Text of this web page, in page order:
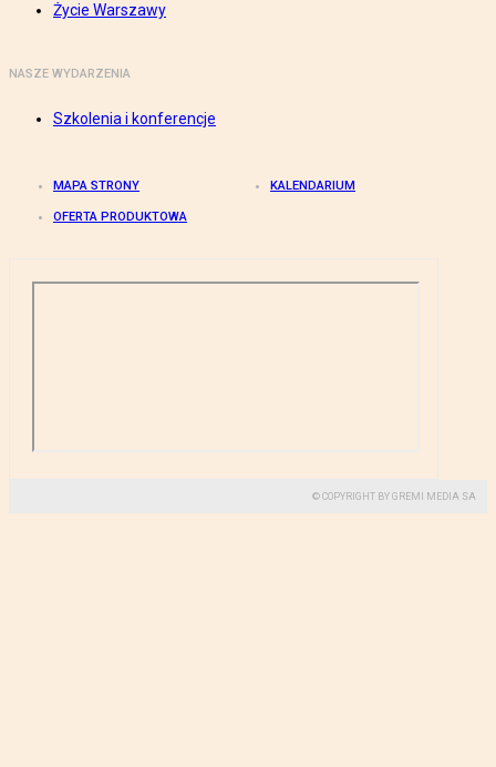
Życie Warszawy
NASZE WYDARZENIA
Szkolenia i konferencje
MAPA STRONY KALENDARIUM
OFERTA PRODUKTOWA
© COPYRIGHT BY GREMI MEDIA SA